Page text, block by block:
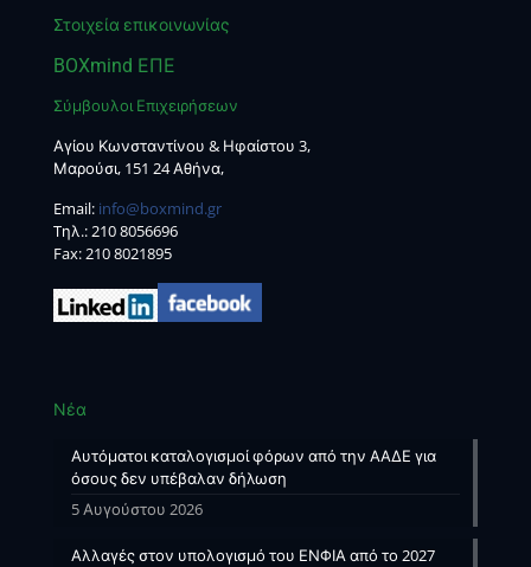
Στοιχεία επικοινωνίας
BOXmind ΕΠΕ
Σύμβουλοι Επιχειρήσεων
Αγίου Κωνσταντίνου & Ηφαίστου 3,
Μαρούσι, 151 24 Αθήνα,
Email: info@boxmind.gr
Tηλ.:210 8056696
Fax: 210 8021895
Νέα
Αυτόματοι καταλογισμοί φόρων από την ΑΑΔΕ για
όσους δεν υπέβαλαν δήλωση
5 Αυγούστου 2026
Αλλαγές στον υπολογισμό του ΕΝΦΙΑ από το 2027